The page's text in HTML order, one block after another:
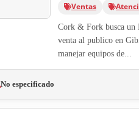
Ventas
Cork & Fork busca un
venta al publico en
manejar equipos de...
No especificado